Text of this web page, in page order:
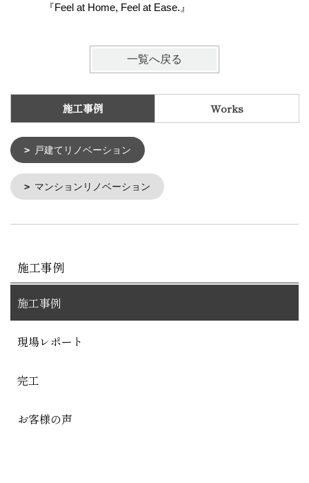
『Feel at Home, Feel at Ease.』
一覧へ戻る
施工事例 Works
戸建てリノベーション
マンションリノベーション
施工事例
施工事例
現場レポート
完工
お客様の声